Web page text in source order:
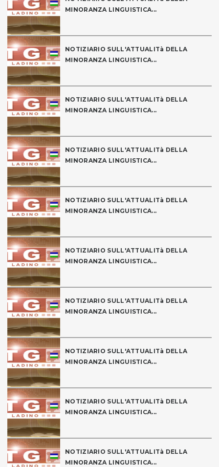
MINORANZA LINGUISTICA...
NOTIZIARIO SULL'ATTUALITà DELLA
MINORANZA LINGUISTICA...
NOTIZIARIO SULL'ATTUALITà DELLA
MINORANZA LINGUISTICA...
NOTIZIARIO SULL'ATTUALITà DELLA
MINORANZA LINGUISTICA...
NOTIZIARIO SULL'ATTUALITà DELLA
MINORANZA LINGUISTICA...
NOTIZIARIO SULL'ATTUALITà DELLA
MINORANZA LINGUISTICA...
NOTIZIARIO SULL'ATTUALITà DELLA
MINORANZA LINGUISTICA...
NOTIZIARIO SULL'ATTUALITà DELLA
MINORANZA LINGUISTICA...
NOTIZIARIO SULL'ATTUALITà DELLA
MINORANZA LINGUISTICA...
NOTIZIARIO SULL'ATTUALITà DELLA
MINORANZA LINGUISTICA...